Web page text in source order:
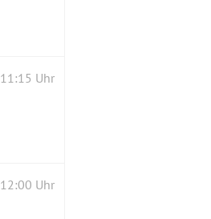
11:15 Uhr
12:00 Uhr